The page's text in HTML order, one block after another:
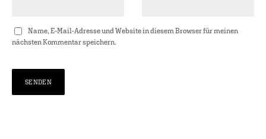
Name, E-Mail-Adresse und Website in diesem Browser für meinen
nächsten Kommentar speichern.